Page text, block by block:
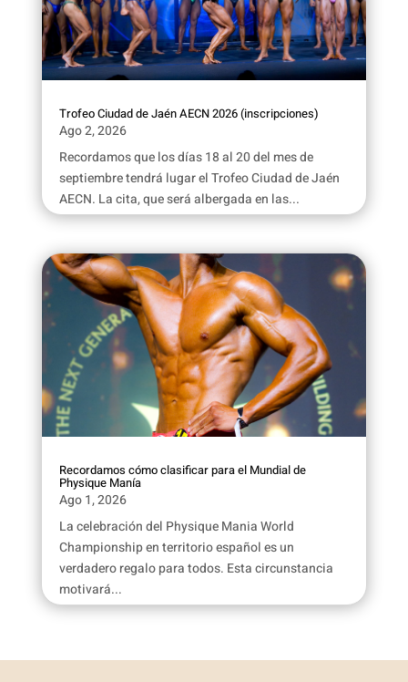
Trofeo Ciudad de Jaén AECN 2026 (inscripciones)
Ago 2, 2026
Recordamos que los días 18 al 20 del mes de
septiembre tendrá lugar el Trofeo Ciudad de Jaén
AECN. La cita, que será albergada en las...
Recordamos cómo clasificar para el Mundial de
Physique Manía
Ago 1, 2026
La celebración del Physique Mania World
Championship en territorio español es un
verdadero regalo para todos. Esta circunstancia
motivará...